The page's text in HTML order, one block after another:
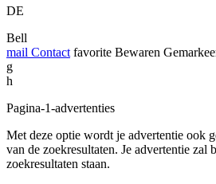
DE
Bell
mail Contact favorite Bewaren
g
h
Pagina-1-advertenties
Met deze optie wordt je advertentie ook
van de zoekresultaten. Je advertentie zal
zoekresultaten staan.